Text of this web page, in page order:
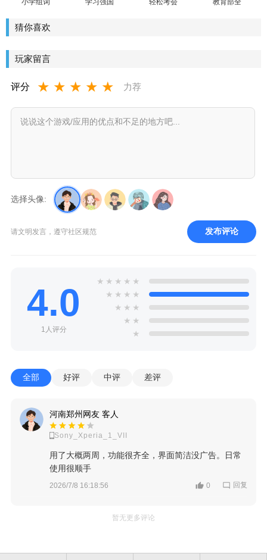
小学组词
学习强国
轻松考会
教育部全
猜你喜欢
玩家留言
评分 ★ ★ ★ ★ ★ 力荐
选择头像:
请文明发言，遵守社区规范 发布评论
4.0
1人评分
★ ★ ★ ★ ★
★ ★ ★ ★
★ ★ ★
★ ★
★
全部 好评 中评 差评
河南郑州网友 客人
Sony_Xperia_1_VII
用了大概两周，功能很齐全，界面简洁没广告。日常
使用很顺手
2026/7/8 16:18:56 0 回复
暂无更多评论